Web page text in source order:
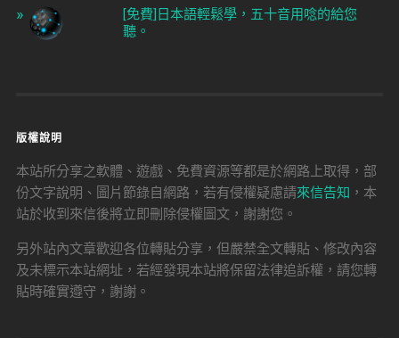
[免費]日本語輕鬆學，五十音用唸的給您
聽。
版權說明
本站所分享之軟體、遊戲、免費資源等都是於網路上取得，部
份文字說明、圖片節錄自網路，若有侵權疑慮請來信告知 ，本
站於收到來信後將立即刪除侵權圖文，謝謝您。
另外站內文章歡迎各位轉貼分享，但嚴禁全文轉貼、修改內容
及未標示本站網址，若經發現本站將保留法律追訴權，請您轉
貼時確實遵守，謝謝。